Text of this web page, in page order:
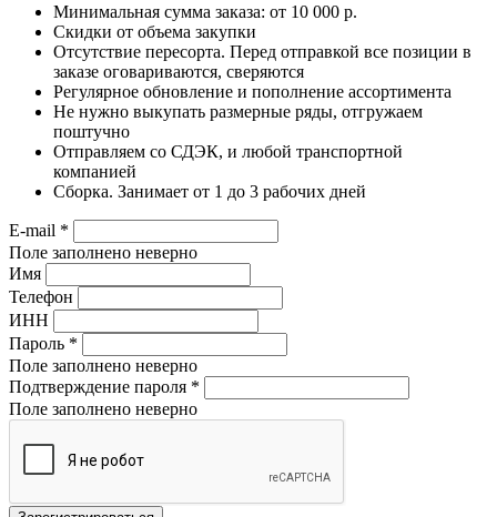
Минимальная сумма заказа: от 10 000 р.
Скидки от объема закупки
Отсутствие пересорта. Перед отправкой все позиции в
заказе оговариваются, сверяются
Регулярное обновление и пополнение ассортимента
Не нужно выкупать размерные ряды, отгружаем
поштучно
Отправляем со СДЭК, и любой транспортной
компанией
Сборка. Занимает от 1 до 3 рабочих дней
E-mail *
Поле заполнено неверно
Имя
Телефон
ИНН
Пароль *
Поле заполнено неверно
Подтверждение пароля *
Поле заполнено неверно